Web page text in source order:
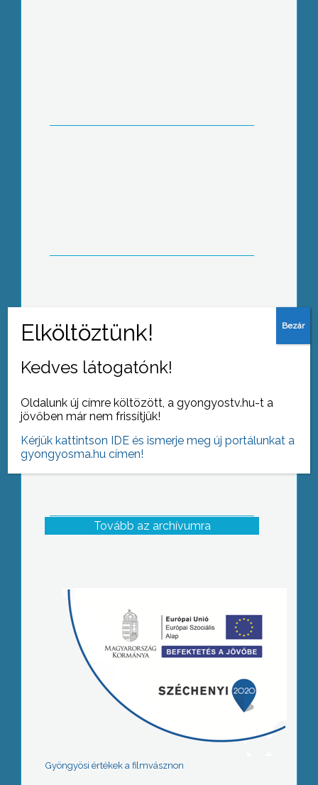
Átadták az okmányiroda emeleti
részén kialakított irodákat. A
háttérmunkát végző állomás létesült
Tovább az archívumra
Gyöngyösi értékek a filmvásznon
Kedves látogatónk!
Oldalunk új címre költözött, a gyongyostv.hu-t a
jövőben már nem frissítjük!
Kérjük kattintson IDE és ismerje meg új portálunkat a
gyongyosma.hu címen!